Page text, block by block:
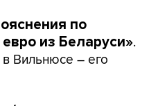
по
из Беларуси».
в Вильнюсе – его